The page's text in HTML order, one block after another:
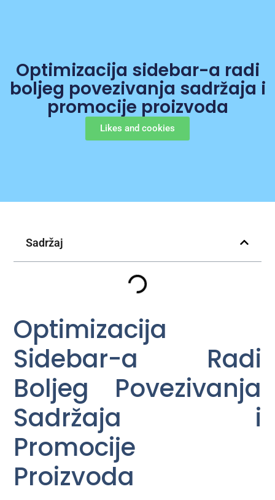
Optimizacija sidebar-a radi
boljeg povezivanja sadržaja i
promocije proizvoda
Likes and cookies
Sadržaj
Optimizacija
Sidebar-a Radi
Boljeg Povezivanja
Sadržaja i
Promocije
Proizvoda